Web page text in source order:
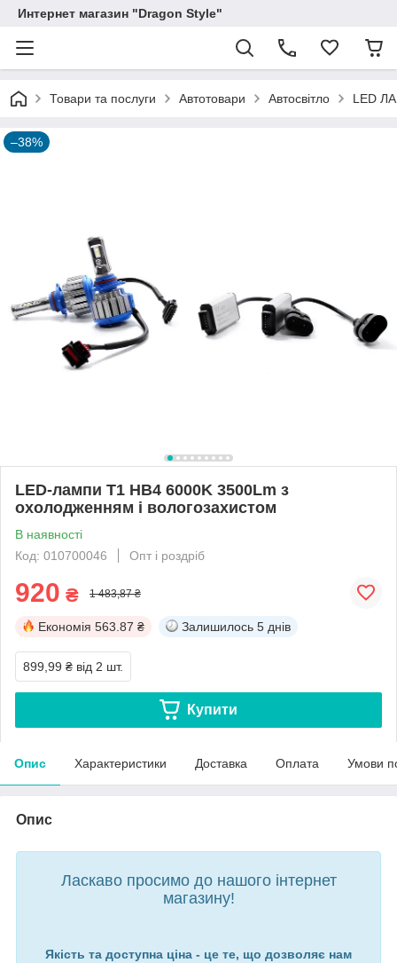
Интернет магазин "Dragon Style"
Товари та послуги Автотовари Автосвітло LED
–38%
LED-лампи T1 HB4 6000K 3500Lm з
охолодженням і вологозахистом
В наявності
Код: 010700046
Опт і роздріб
920 ₴ 1 483,87 ₴
Економія 563.87 ₴ Залишилось 5 днів
899,99 ₴ від 2 шт.
Купити
Опис Характеристики Доставка Оплата Умови
Опис
Ласкаво просимо до нашого інтернет
магазину!
Якість та доступна ціна - це те, що дозволяє нам